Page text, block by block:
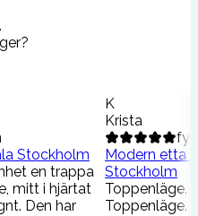
Stockholm
en trappa
mitt i hjärtat
Den har
K
Krista
Modern etta i
Stockholm
Toppenläge.
Toppenläge.